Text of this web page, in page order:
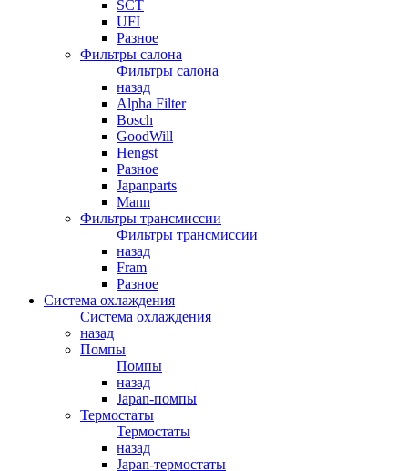
SCT
UFI
Разное
Фильтры салона
Фильтры салона
назад
Alpha Filter
Bosch
GoodWill
Hengst
Разное
Japanparts
Mann
Фильтры трансмиссии
Фильтры трансмиссии
назад
Fram
Разное
Система охлаждения
Система охлаждения
назад
Помпы
Помпы
назад
Japan-помпы
Термостаты
Термостаты
назад
Japan-термостаты